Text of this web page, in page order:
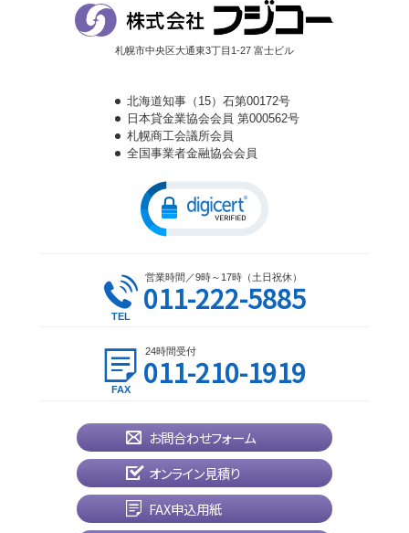
札幌市中央区大通東3丁目1-27 富士ビル
北海道知事（15）石第00172号
日本貸金業協会会員 第000562号
札幌商工会議所会員
全国事業者金融協会会員
営業時間／9時～17時（土日祝休）
011-222-5885
24時間受付
011-210-1919
お問合わせフォーム
オンライン見積り
FAX申込用紙